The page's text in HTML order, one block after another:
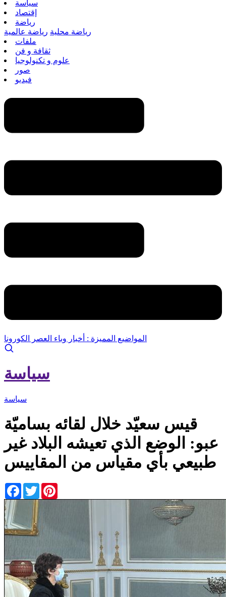
سياسة
إقتصاد
رياضة
رياضة محلية رياضة عالمية
ملفات
ثقافة و فن
علوم و تكنولوجيا
صور
فيديو
المواضيع المميزة : أخبار وباء العصر الكورونا
سياسة
سياسة
قيس سعيّد خلال لقائه بساميّة
عبو: الوضع الذي تعيشه البلاد غير
طبيعي بأي مقياس من المقاييس
Facebook
Twitter